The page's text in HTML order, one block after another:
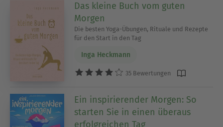
Das kleine Buch vom guten
Morgen
Die besten Yoga-Übungen, Rituale und Rezepte
für den Start in den Tag
Inga Heckmann
35 Bewertungen
Ein inspirierender Morgen: So
starten Sie in einen überaus
erfolgreichen Tag